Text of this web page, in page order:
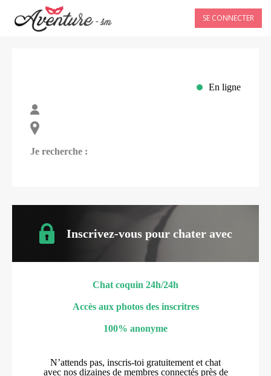
SE CONNECTER
En ligne
Je recherche :
Inscrivez-vous pour chater avec
Chat coquin 24h/24h
Accès aux photos des inscritres
100% anonyme
N’attends pas, inscris-toi gratuitement et chat
avec nos dizaines de membres connectés près de